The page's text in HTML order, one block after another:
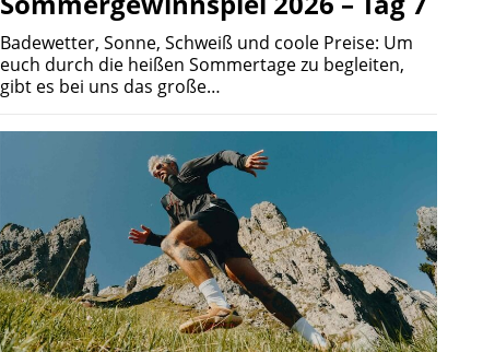
Badewetter, Sonne, Schweiß und coole Preise: Um
euch durch die heißen Sommertage zu begleiten,
gibt es bei uns das große…